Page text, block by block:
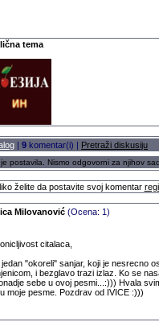
tema
| 9 komentar(i) | Pretraži diskusiju
postavila. Nismo odgovorni za njihov
želite da postavite svoj komentar
Milovanović (Ocena: 1)
citalaca,
"okoreli" sanjar, koji je nesrecno
i bezglavo trazi izlaz. Ko se
sebe u ovoj pesmi...:))) Hvala
moje pesme. Pozdrav od IVICE :)))